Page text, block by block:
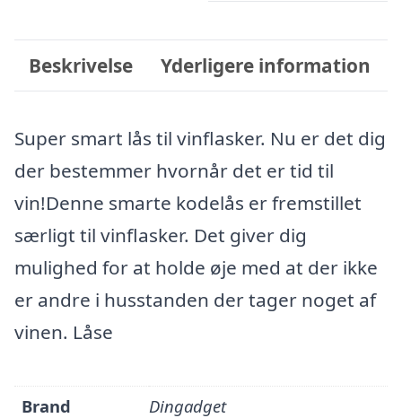
Beskrivelse Yderligere information
Super smart lås til vinflasker. Nu er det dig
der bestemmer hvornår det er tid til
vin!Denne smarte kodelås er fremstillet
særligt til vinflasker. Det giver dig
mulighed for at holde øje med at der ikke
er andre i husstanden der tager noget af
vinen. Låse
Brand Dingadget